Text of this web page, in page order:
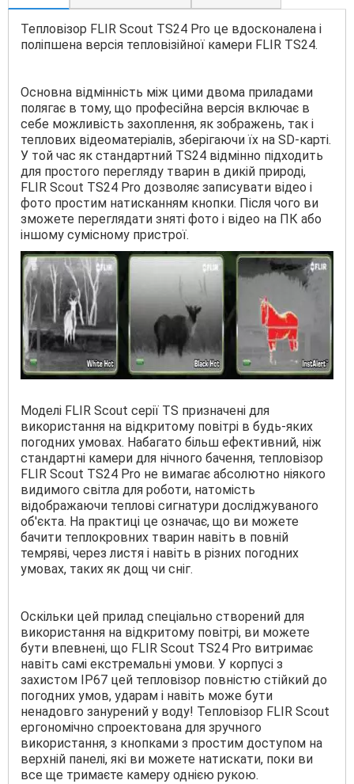
Тепловізор FLIR Scout TS24 Pro це вдосконалена і
поліпшена версія тепловізійної камери FLIR TS24.
Основна відмінність між цими двома приладами
полягає в тому, що професійна версія включає в
себе можливість захоплення, як зображень, так і
теплових відеоматеріалів, зберігаючи їх на SD-карті.
У той час як стандартний TS24 відмінно підходить
для простого перегляду тварин в дикій природі,
FLIR Scout TS24 Pro дозволяє записувати відео і
фото простим натисканням кнопки. Після чого ви
зможете переглядати зняті фото і відео на ПК або
іншому сумісному пристрої.
Моделі FLIR Scout серії TS призначені для
використання на відкритому повітрі в будь-яких
погодних умовах. Набагато більш ефективний, ніж
стандартні камери для нічного бачення, тепловізор
FLIR Scout TS24 Pro не вимагає абсолютно ніякого
видимого світла для роботи, натомість
відображаючи теплові сигнатури досліджуваного
об'єкта. На практиці це означає, що ви можете
бачити теплокровних тварин навіть в повній
темряві, через листя і навіть в різних погодних
умовах, таких як дощ чи сніг.
Оскільки цей прилад спеціально створений для
використання на відкритому повітрі, ви можете
бути впевнені, що FLIR Scout TS24 Pro витримає
навіть самі екстремальні умови. У корпусі з
захистом IP67 цей тепловізор повністю стійкий до
погодних умов, ударам і навіть може бути
ненадовго занурений у воду! Тепловізор FLIR Scout
ергономічно спроектована для зручного
використання, з кнопками з простим доступом на
верхній панелі, які ви можете натискати, поки ви
все ще тримаєте камеру однією рукою.